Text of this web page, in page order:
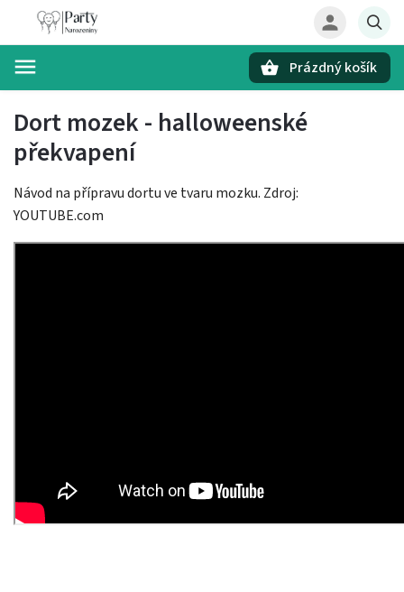
Prázdný košík
Dort mozek - halloweenské
překvapení
Návod na přípravu dortu ve tvaru mozku. Zdroj:
YOUTUBE.com